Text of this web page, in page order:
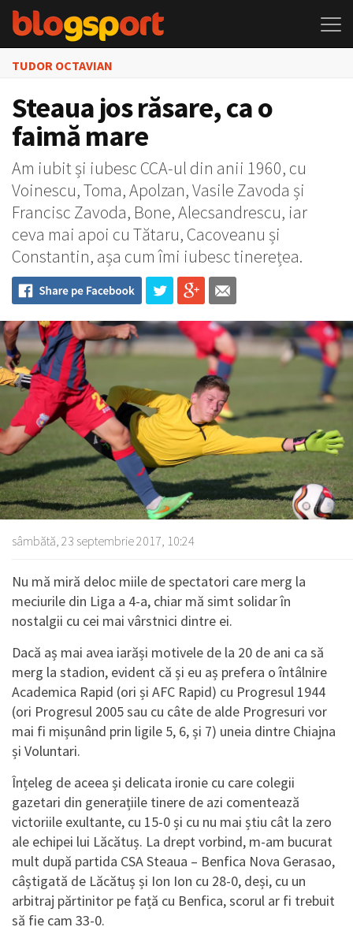
TUDOR OCTAVIAN
Steaua jos răsare, ca o
faimă mare
Am iubit și iubesc CCA-ul din anii 1960, cu
Voinescu, Toma, Apolzan, Vasile Zavoda și
Francisc Zavoda, Bone, Alecsandrescu, iar
ceva mai apoi cu Tătaru, Cacoveanu și
Constantin, așa cum îmi iubesc tinerețea.
sâmbătă, 23 septembrie 2017, 10:24
Nu mă miră deloc miile de spectatori care merg la
meciurile din Liga a 4-a, chiar mă simt solidar în
nostalgii cu cei mai vârstnici dintre ei.
Dacă aș mai avea iarăși motivele de la 20 de ani ca să
merg la stadion, evident că și eu aș prefera o întâlnire
Academica Rapid (ori și AFC Rapid) cu Progresul 1944
(ori Progresul 2005 sau cu câte de alde Progresuri vor
mai fi mișunând prin ligile 5, 6, și 7) uneia dintre Chiajna
și Voluntari.
Înțeleg de aceea și delicata ironie cu care colegii
gazetari din generațiile tinere de azi comentează
victoriile exultante, cu 15-0 și cu nu mai știu cât la zero
ale echipei lui Lăcătuș. La drept vorbind, m-am bucurat
mult după partida CSA Steaua – Benfica Nova Gerasao,
câștigată de Lăcătuș și Ion Ion cu 28-0, deși, cu un
arbitraj părtinitor pe față cu Benfica, scorul ar fi trebuit
să fie cam 33-0.